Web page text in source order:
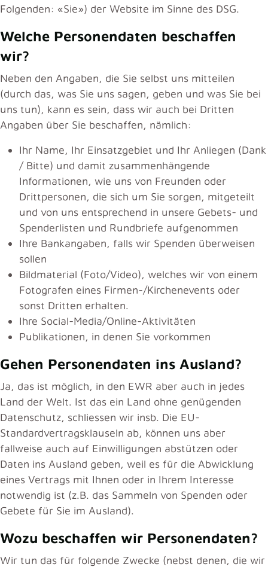
Folgenden: «Sie») der Website im Sinne des DSG.
Welche Personendaten beschaffen
wir?
Neben den Angaben, die Sie selbst uns mitteilen
(durch das, was Sie uns sagen, geben und was Sie bei
uns tun), kann es sein, dass wir auch bei Dritten
Angaben über Sie beschaffen, nämlich:
Ihr Name, Ihr Einsatzgebiet und Ihr Anliegen (Dank
/ Bitte) und damit zusammenhängende
Informationen, wie uns von Freunden oder
Drittpersonen, die sich um Sie sorgen, mitgeteilt
und von uns entsprechend in unsere Gebets- und
Spenderlisten und Rundbriefe aufgenommen
Ihre Bankangaben, falls wir Spenden überweisen
sollen
Bildmaterial (Foto/Video), welches wir von einem
Fotografen eines Firmen-/Kirchenevents oder
sonst Dritten erhalten.
Ihre Social-Media/Online-Aktivitäten
Publikationen, in denen Sie vorkommen
Gehen Personendaten ins Ausland?
Ja, das ist möglich, in den EWR aber auch in jedes
Land der Welt. Ist das ein Land ohne genügenden
Datenschutz, schliessen wir insb. Die EU-
Standardvertragsklauseln ab, können uns aber
fallweise auch auf Einwilligungen abstützen oder
Daten ins Ausland geben, weil es für die Abwicklung
eines Vertrags mit Ihnen oder in Ihrem Interesse
notwendig ist (z.B. das Sammeln von Spenden oder
Gebete für Sie im Ausland).
Wozu beschaffen wir Personendaten?
Wir tun das für folgende Zwecke (nebst denen, die wir